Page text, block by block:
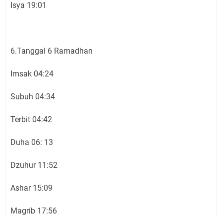
Isya 19:01
6.Tanggal 6 Ramadhan
Imsak 04:24
Subuh 04:34
Terbit 04:42
Duha 06: 13
Dzuhur 11:52
Ashar 15:09
Magrib 17:56